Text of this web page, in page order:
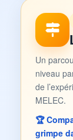
Un
niveau
de
MELEC.
🏆
grimpe